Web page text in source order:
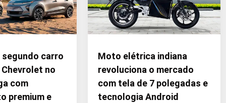
segundo carro
no
com
premium e
Moto elétrica indiana
revoluciona o mercado
com tela de 7 polegadas e
tecnologia Android